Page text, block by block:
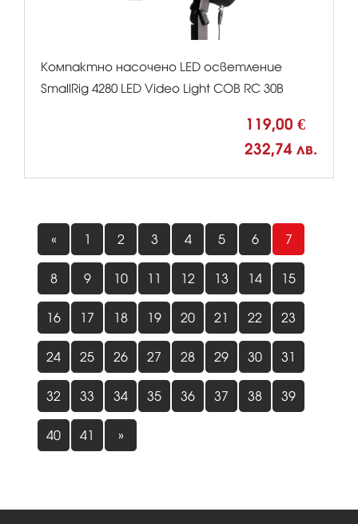
Компактно насочено LED осветление
SmallRig 4280 LED Video Light COB RC 30B
119,00 €
232,74 лв.
« 1 2 3 4 5 6 7
8 9 10 11 12 13 14 15
16 17 18 19 20 21 22 23
24 25 26 27 28 29 30 31
32 33 34 35 36 37 38 39
40 41 »